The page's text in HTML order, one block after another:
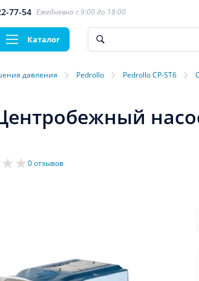
77-54 Ежедневно с 9:00 до 18:00
Каталог
давления › Pedrollo › Pedrollo CP-ST6 ›
0 отзывов